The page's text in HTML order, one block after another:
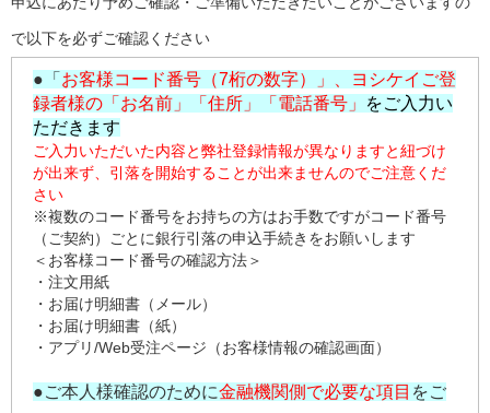
で以下を必ずご確認ください
●「 お客様コード番号（7桁の数字）」、ヨシケイご登
録者様の「お名前」「住所」「電話番号」
をご入力い
ただきます
ご入力いただいた内容と弊社登録情報が異なりますと紐づけ
が出来ず、引落を開始することが出来ませんのでご注意くだ
さい
※複数のコード番号をお持ちの方はお手数ですがコード番号
（ご契約）ごとに銀行引落の申込手続きをお願いします
＜お客様コード番号の確認方法＞
・注文用紙
・ お届け明細書（メール）
・ お届け明細書（紙）
・ アプリ/Web受注ページ （お客様情報の確認画面）
●ご本人様確認のために金融機関側で必要な項目 をご